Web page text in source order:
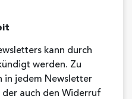
kann durch
werden. Zu
in jedem Newsletter
der auch den Widerruf